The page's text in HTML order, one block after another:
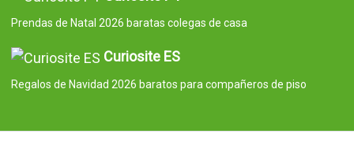
Prendas de Natal 2026 baratas colegas de casa
Curiosite ES
Regalos de Navidad 2026 baratos para compañeros de piso